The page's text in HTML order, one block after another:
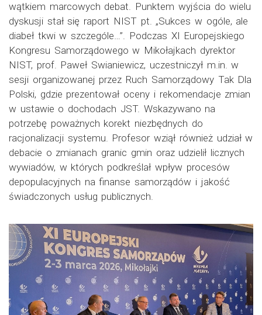
wątkiem marcowych debat. Punktem wyjścia do wielu
dyskusji stał się raport NIST pt. „Sukces w ogóle, ale
diabeł tkwi w szczególe…”. Podczas XI Europejskiego
Kongresu Samorządowego w Mikołajkach dyrektor
NIST, prof. Paweł Swianiewicz, uczestniczył m.in. w
sesji organizowanej przez Ruch Samorządowy Tak Dla
Polski, gdzie prezentował oceny i rekomendacje zmian
w ustawie o dochodach JST. Wskazywano na
potrzebę poważnych korekt niezbędnych do
racjonalizacji systemu. Profesor wziął również udział w
debacie o zmianach granic gmin oraz udzielił licznych
wywiadów, w których podkreślał wpływ procesów
depopulacyjnych na finanse samorządów i jakość
świadczonych usług publicznych.